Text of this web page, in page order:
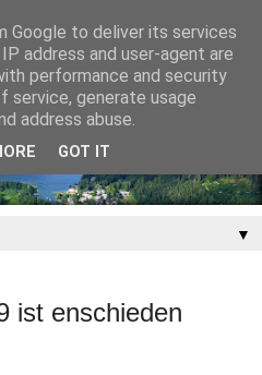
▼
ist enschieden
Google to deliver its services
address and user-agent are
performance and security
service, generate usage
address abuse.
GOT IT